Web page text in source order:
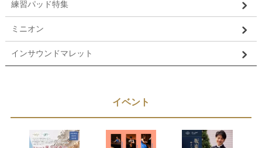
練習パッド特集
ミニオン
インサウンドマレット
イベント